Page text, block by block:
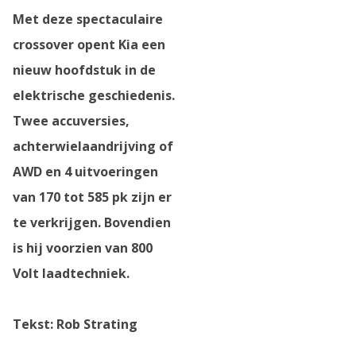
Met deze spectaculaire
crossover opent Kia een
nieuw hoofdstuk in de
elektrische geschiedenis.
Twee accuversies,
achterwielaandrijving of
AWD en 4 uitvoeringen
van 170 tot 585 pk zijn er
te verkrijgen. Bovendien
is hij voorzien van 800
Volt laadtechniek.
Tekst: Rob Strating